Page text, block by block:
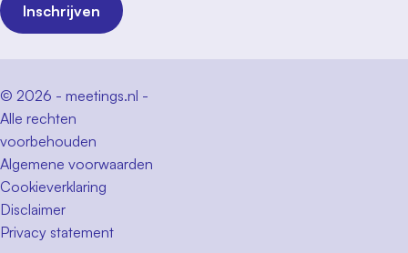
Inschrijven
© 2026 - meetings.nl -
Alle rechten
voorbehouden
Algemene voorwaarden
Cookieverklaring
Disclaimer
Privacy statement